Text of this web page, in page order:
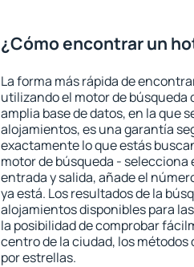
¿Cómo encontrar un
La forma más rápida de
utilizando el motor de búsqueda
amplia base de datos, en la que
alojamientos, es una garantía
exactamente lo que estás
motor de búsqueda - selecciona
entrada y salida, añade el
ya está. Los resultados de la
alojamientos disponibles para
la posibilidad de comprobar
centro de la ciudad, los
por estrellas.